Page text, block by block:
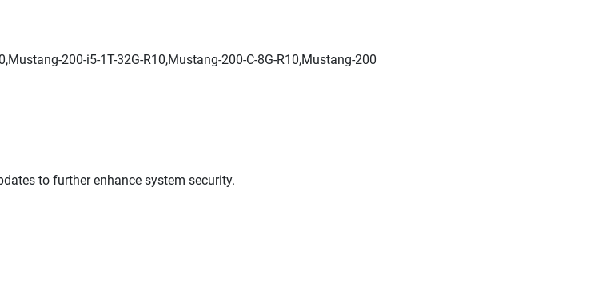
200-i5-1T-32G-R10,Mustang-200-C-8G-R10,Mustang-200
to further enhance system security.